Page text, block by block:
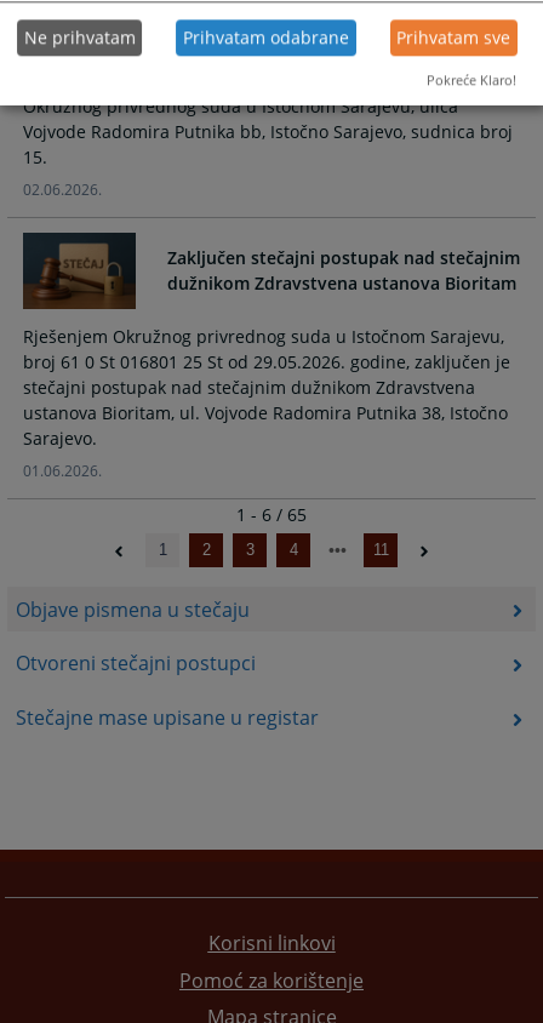
Objave pismena u stečaju
Otvoreni stečajni postupci
Stečajne mase upisane u registar
d.o.o. Sokolac
Zakazuje se skupština povjerilaca za dan PETAK 03.07.2026.
godine u 11:00 sati koje će se održati u prostorijama
Okružnog privrednog suda u Istočnom Sarajevu, ulica
Vojvode Radomira Putnika bb, Istočno Sarajevo, sudnica broj
15.
02.06.2026.
Zaključen stečajni postupak nad stečajnim
dužnikom Zdravstvena ustanova Bioritam
Rješenjem Okružnog privrednog suda u Istočnom Sarajevu,
broj 61 0 St 016801 25 St od 29.05.2026. godine, zaključen je
stečajni postupak nad stečajnim dužnikom Zdravstvena
ustanova Bioritam, ul. Vojvode Radomira Putnika 38, Istočno
Sarajevo.
01.06.2026.
1 - 6 / 65
1 2 3 4 11
Korisni linkovi
Pomoć za korištenje
Mapa stranice
Ne prihvatam Prihvatam odabrane Prihvatam sve
Pokreće Klaro!